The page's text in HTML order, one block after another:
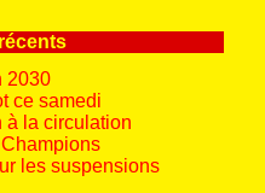
2030
ce samedi
à la circulation
Champions
les suspensions